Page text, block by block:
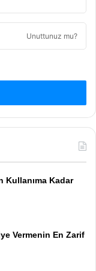
Unuttunuz mu?
Kullanıma Kadar
Vermenin En Zarif